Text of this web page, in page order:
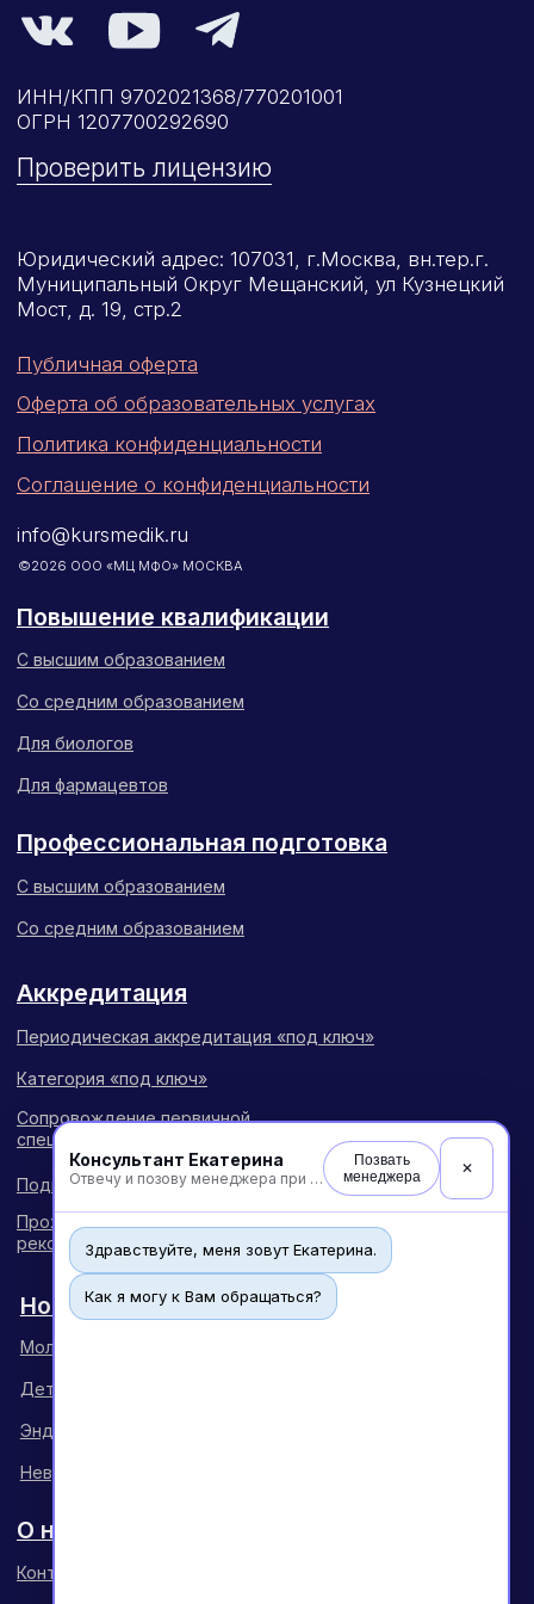
Консультант Екатерина
Отвечу и позову менеджера при необходимости
Позвать
менеджера
✕
Здравствуйте, меня зовут Екатерина.
Как я могу к Вам обращаться?
О нашем центре
Структура и органы
управления
Способы оплаты